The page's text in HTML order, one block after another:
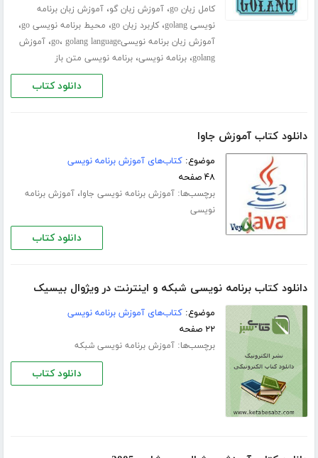
کامل زبان go
،آموزش زبان گو،آموزش زبان برنامه
نویسی golang
،کاربرد زبان go ، محیط برنامه نویسی go ،
آموزش زبان برنامه نویسیgo ، golang language ،آموزش
golang،برنامه نویسی،برنامه نویسی متن باز
دانلود کتاب
دانلود کتاب آموزش جاوا
موضوع:کتاب‌های آموزش برنامه نویسی
۴۸ صفحه
برچسب‌ها:آموزش برنامه نویسی جاوا،آموزش برنامه
نویسی
دانلود کتاب
دانلود کتاب برنامه نویسی شبکه و اینترنت در ویژوال بیسیک
موضوع:کتاب‌های آموزش برنامه نویسی
۲۲ صفحه
برچسب‌ها:آموزش برنامه نویسی شبکه
دانلود کتاب